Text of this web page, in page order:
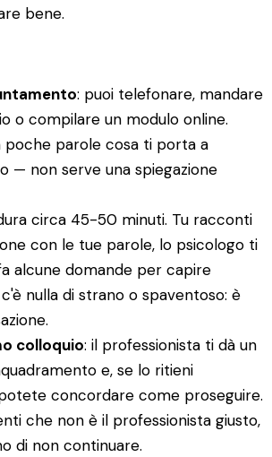
bene.
: puoi telefonare, mandare
o compilare un modulo online.
poche parole cosa ti porta a
— non serve una spiegazione
circa 45-50 minuti. Tu racconti
con le tue parole, lo psicologo ti
alcune domande per capire
nulla di strano o spaventoso: è
colloquio: il professionista ti dà un
e, se lo ritieni
concordare come proseguire.
che non è il professionista giusto,
di non continuare.